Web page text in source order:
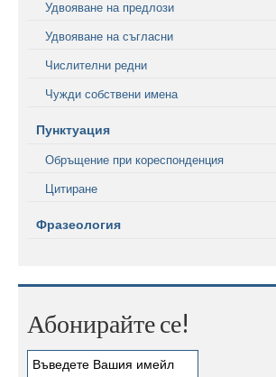
Удвояване на предлози
Удвояване на съгласни
Числителни редни
Чужди собствени имена
Пунктуация
Обръщение при кореспонденция
Цитиране
Фразеология
Абонирайте се!